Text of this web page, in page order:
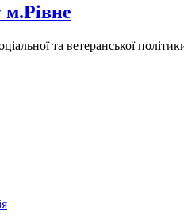
м.Рівне
та ветеранської